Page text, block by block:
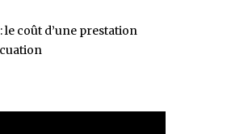
le coût d’une prestation